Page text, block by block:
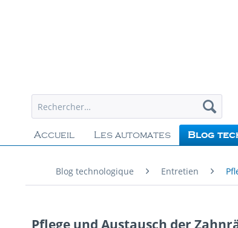
Accueil Les automates Blog
Blog technologique Entretien
Pflege und Austausch der